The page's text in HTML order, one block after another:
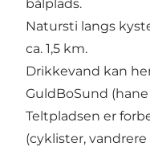
bålplads.
Natursti langs
ca. 1,5 km.
Drikkevand kan
GuldBoSund
Teltpladsen er
(cyklister, vandrere